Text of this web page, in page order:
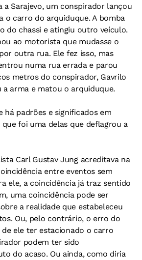
a Sarajevo, um conspirador lançou
o carro do arquiduque. A bomba
do chassi e atingiu outro veículo.
ao motorista que mudasse o
outra rua. Ele fez isso, mas
numa rua errada e parou
metros do conspirador, Gavrilo
a arma e matou o arquiduque.
há padrões e significados em
foi uma delas que deflagrou a
Carl Gustav Jung acreditava na
entre eventos sem
ele, a coincidência já traz sentido
uma coincidência pode ser
a realidade que estabeleceu
Ou, pelo contrário, o erro do
ele ter estacionado o carro
podem ter sido
do acaso. Ou ainda, como diria